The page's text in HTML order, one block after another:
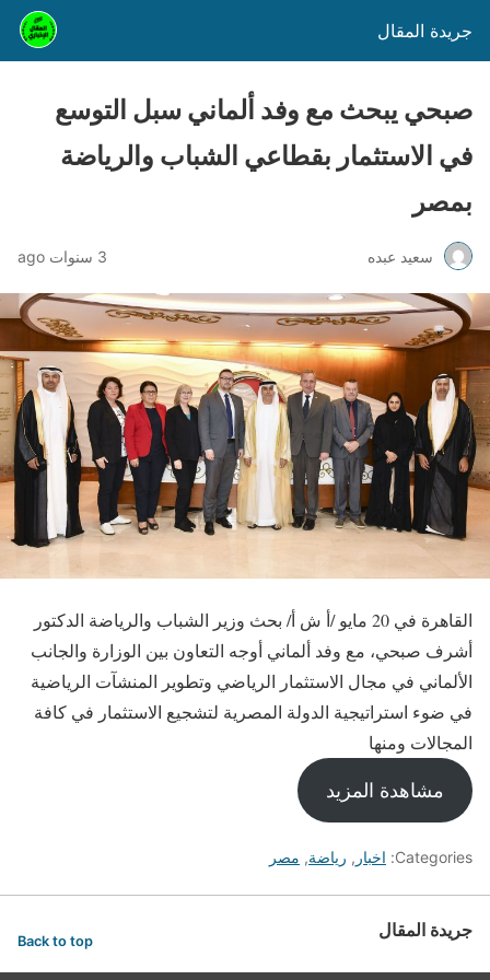
جريدة المقال
صبحي يبحث مع وفد ألماني سبل التوسع
في الاستثمار بقطاعي الشباب والرياضة
بمصر
سعيد عبده 3 سنوات ago
القاهرة في 20 مايو /أ ش أ/ بحث وزير الشباب والرياضة الدكتور
أشرف صبحي، مع وفد ألماني أوجه التعاون بين الوزارة والجانب
الألماني في مجال الاستثمار الرياضي وتطوير المنشآت الرياضية
في ضوء استراتيجية الدولة المصرية لتشجيع الاستثمار في كافة
المجالات ومنها
مشاهدة المزيد
Categories: اخبار , رياضة, مصر
جريدة المقال Back to top